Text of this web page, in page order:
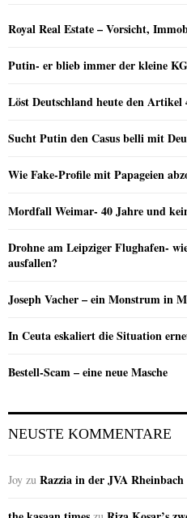
Royal Real Estate – Vorsicht,
Putin- er blieb immer der kleine
Löst Deutschland heute den Artikel
Sucht Putin den Casus belli mit
Wie Fake-Profile mit Papageien
Mordfall Weimar- 40 Jahre und
Drohne am Leipziger Flughafen-
ausfallen?
Joseph Vacher – ein Monstrum in
In Ceuta eskaliert die Situation
Bestell-Scam – eine neue Masche
NEUSTE KOMMENTARE
Joy zu Razzia in der JVA Rheinbach